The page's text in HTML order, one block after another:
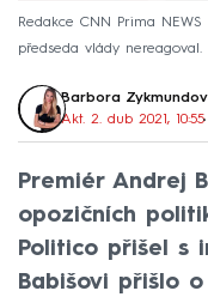
Redakce CNN Prima
předseda vlády nereagoval.
Barbora
Akt. 2. dub 2021, 10:55
Premiér Andrej
opozičních
Politico přišel s
Babišovi přišlo